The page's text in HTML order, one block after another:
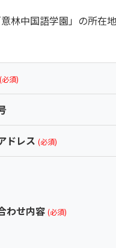
林中国語学園」の所在
(必須)
ドレス (必須)
わせ内容 (必須)